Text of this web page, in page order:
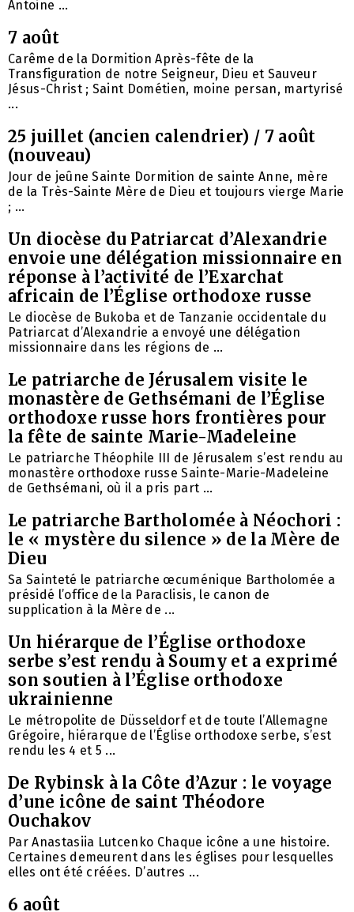
Antoine ...
7 août
Carême de la Dormition Après-fête de la
Transfiguration de notre Seigneur, Dieu et Sauveur
Jésus-Christ ; Saint Dométien, moine persan, martyrisé
...
25 juillet (ancien calendrier) / 7 août
(nouveau)
Jour de jeûne Sainte Dormition de sainte Anne, mère
de la Très-Sainte Mère de Dieu et toujours vierge Marie
; ...
Un diocèse du Patriarcat d’Alexandrie
envoie une délégation missionnaire en
réponse à l’activité de l’Exarchat
africain de l’Église orthodoxe russe
Le diocèse de Bukoba et de Tanzanie occidentale du
Patriarcat d’Alexandrie a envoyé une délégation
missionnaire dans les régions de ...
Le patriarche de Jérusalem visite le
monastère de Gethsémani de l’Église
orthodoxe russe hors frontières pour
la fête de sainte Marie-Madeleine
Le patriarche Théophile III de Jérusalem s’est rendu au
monastère orthodoxe russe Sainte-Marie-Madeleine
de Gethsémani, où il a pris part ...
Le patriarche Bartholomée à Néochori :
le « mystère du silence » de la Mère de
Dieu
Sa Sainteté le patriarche œcuménique Bartholomée a
présidé l’office de la Paraclisis, le canon de
supplication à la Mère de ...
Un hiérarque de l’Église orthodoxe
serbe s’est rendu à Soumy et a exprimé
son soutien à l’Église orthodoxe
ukrainienne
Le métropolite de Düsseldorf et de toute l’Allemagne
Grégoire, hiérarque de l’Église orthodoxe serbe, s’est
rendu les 4 et 5 ...
De Rybinsk à la Côte d’Azur : le voyage
d’une icône de saint Théodore
Ouchakov
Par Anastasiia Lutcenko Chaque icône a une histoire.
Certaines demeurent dans les églises pour lesquelles
elles ont été créées. D’autres ...
6 août